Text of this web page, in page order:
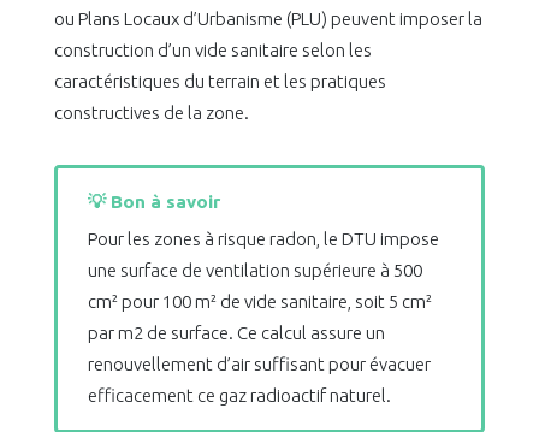
ou Plans Locaux d’Urbanisme (PLU) peuvent imposer la
construction d’un vide sanitaire selon les
caractéristiques du terrain et les pratiques
constructives de la zone.
💡 Bon à savoir
Pour les zones à risque radon, le DTU impose
une surface de ventilation supérieure à 500
cm² pour 100 m² de vide sanitaire, soit 5 cm²
par m2 de surface. Ce calcul assure un
renouvellement d’air suffisant pour évacuer
efficacement ce gaz radioactif naturel.